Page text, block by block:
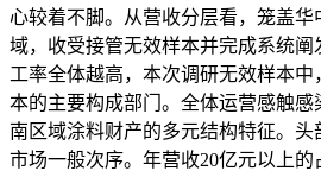
心较着不脚。从营收分层看，笼盖华
域，收受接管无效样本并完成系统
工率全体越高，本次调研无效样本
本的主要构成部门。全体运营感触
南区域涂料财产的多元结构特征。头
市场一般次序。年营收20亿元以上的